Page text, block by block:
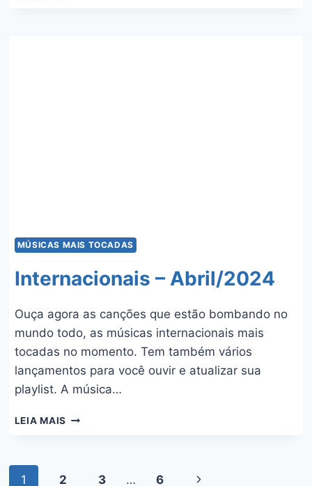
MÚSICAS MAIS TOCADAS
Internacionais – Abril/2024
Ouça agora as canções que estão bombando no
mundo todo, as músicas internacionais mais
tocadas no momento. Tem também vários
lançamentos para você ouvir e atualizar sua
playlist. A música…
LEIA MAIS INTERNACIONAIS
Navegação
1 2 3 … 6 Página